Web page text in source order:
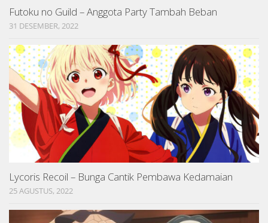
Futoku no Guild – Anggota Party Tambah Beban
31 DESEMBER, 2022
Lycoris Recoil – Bunga Cantik Pembawa Kedamaian
25 AGUSTUS, 2022